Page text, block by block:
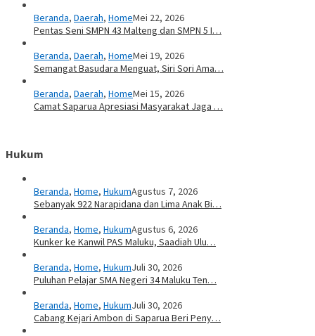
Beranda, Daerah, HomeMei 22, 2026
Pentas Seni SMPN 43 Malteng dan SMPN 5 I…
Beranda, Daerah, HomeMei 19, 2026
Semangat Basudara Menguat, Siri Sori Ama…
Beranda, Daerah, HomeMei 15, 2026
Camat Saparua Apresiasi Masyarakat Jaga …
Hukum
Beranda, Home, HukumAgustus 7, 2026
Sebanyak 922 Narapidana dan Lima Anak Bi…
Beranda, Home, HukumAgustus 6, 2026
Kunker ke Kanwil PAS Maluku, Saadiah Ulu…
Beranda, Home, HukumJuli 30, 2026
Puluhan Pelajar SMA Negeri 34 Maluku Ten…
Beranda, Home, HukumJuli 30, 2026
Cabang Kejari Ambon di Saparua Beri Peny…